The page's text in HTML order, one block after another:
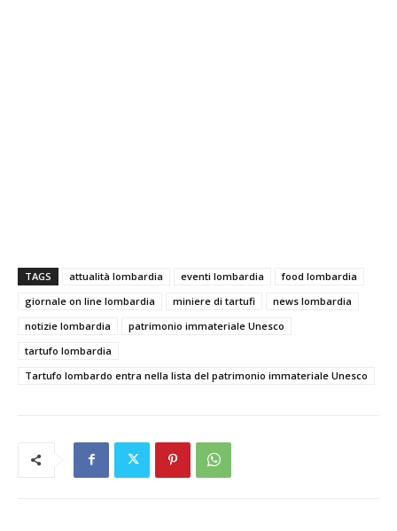
TAGS attualità lombardia eventi lombardia
food lombardia
giornale on line lombardia
miniere di tartufi
news lombardia
notizie lombardia
patrimonio immateriale Unesco
tartufo lombardia
Tartufo lombardo entra nella lista del patrimonio immateriale Unesco